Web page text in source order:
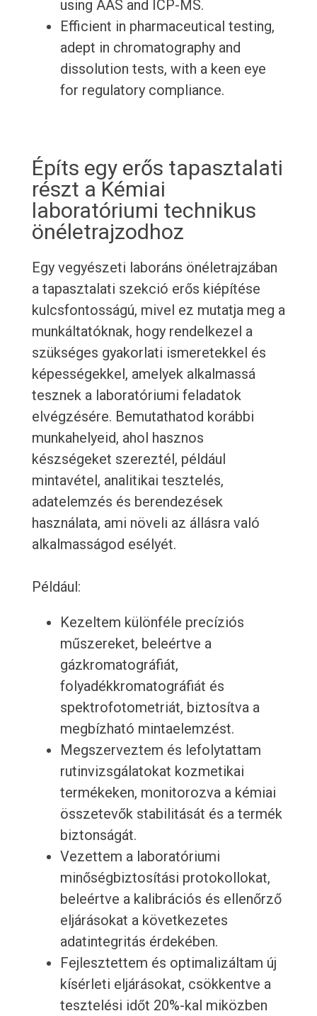
using AAS and ICP-MS.
Efficient in pharmaceutical testing,
adept in chromatography and
dissolution tests, with a keen eye
for regulatory compliance.
Építs egy erős tapasztalati
részt a Kémiai
laboratóriumi technikus
önéletrajzodhoz
Egy vegyészeti laboráns önéletrajzában
a tapasztalati szekció erős kiépítése
kulcsfontosságú, mivel ez mutatja meg a
munkáltatóknak, hogy rendelkezel a
szükséges gyakorlati ismeretekkel és
képességekkel, amelyek alkalmassá
tesznek a laboratóriumi feladatok
elvégzésére. Bemutathatod korábbi
munkahelyeid, ahol hasznos
készségeket szereztél, például
mintavétel, analitikai tesztelés,
adatelemzés és berendezések
használata, ami növeli az állásra való
alkalmasságod esélyét.
Például:
Kezeltem különféle precíziós
műszereket, beleértve a
gázkromatográfiát,
folyadékkromatográfiát és
spektrofotometriát, biztosítva a
megbízható mintaelemzést.
Megszerveztem és lefolytattam
rutinvizsgálatokat kozmetikai
termékeken, monitorozva a kémiai
összetevők stabilitását és a termék
biztonságát.
Vezettem a laboratóriumi
minőségbiztosítási protokollokat,
beleértve a kalibrációs és ellenőrző
eljárásokat a következetes
adatintegritás érdekében.
Fejlesztettem és optimalizáltam új
kísérleti eljárásokat, csökkentve a
tesztelési időt 20%-kal miközben